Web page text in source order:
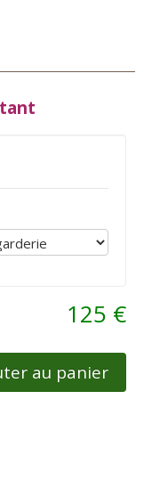
125 €
au panier